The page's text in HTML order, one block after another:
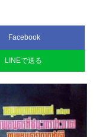
Facebook
LINEで送る